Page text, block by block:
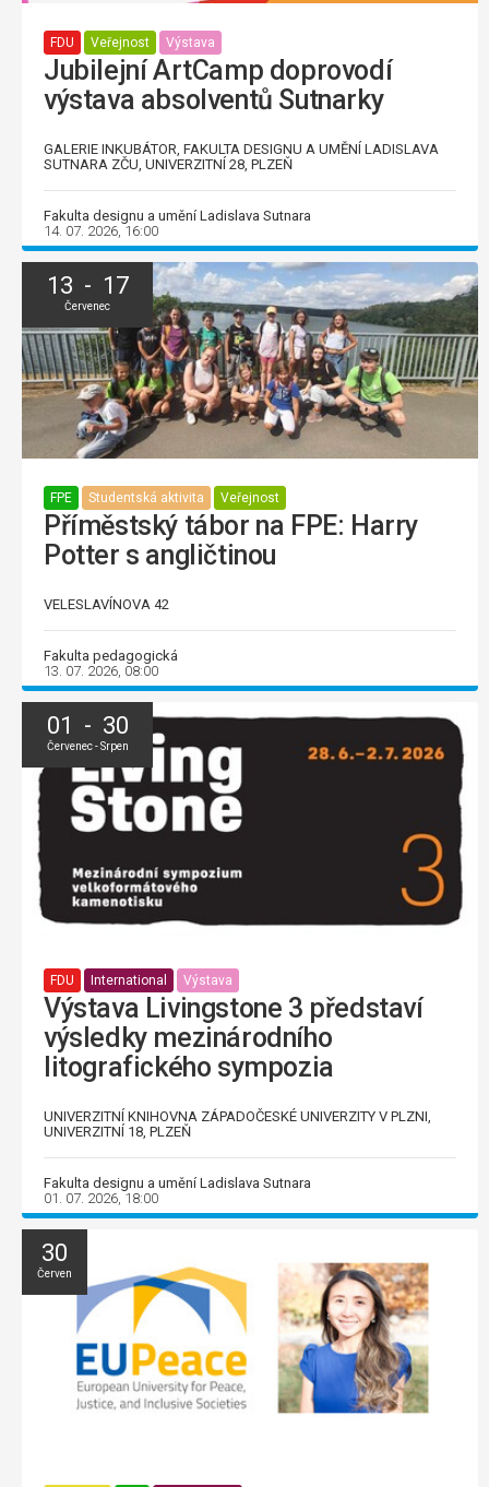
FDU Veřejnost Výstava
Jubilejní ArtCamp doprovodí
výstava absolventů Sutnarky
GALERIE INKUBÁTOR, FAKULTA DESIGNU A UMĚNÍ LADISLAVA
SUTNARA ZČU, UNIVERZITNÍ 28, PLZEŇ
Fakulta designu a umění Ladislava Sutnara
14. 07. 2026, 16:00
13 - 17
Červenec
FPE Studentská aktivita Veřejnost
Příměstský tábor na FPE: Harry
Potter s angličtinou
VELESLAVÍNOVA 42
Fakulta pedagogická
13. 07. 2026, 08:00
01 - 30
Červenec - Srpen
FDU International Výstava
Výstava Livingstone 3 představí
výsledky mezinárodního
litografického sympozia
UNIVERZITNÍ KNIHOVNA ZÁPADOČESKÉ UNIVERZITY V PLZNI,
UNIVERZITNÍ 18, PLZEŇ
Fakulta designu a umění Ladislava Sutnara
01. 07. 2026, 18:00
30
Červen